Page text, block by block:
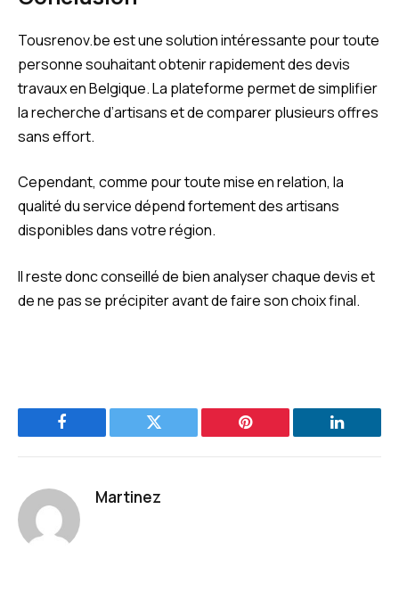
Tousrenov.be est une solution intéressante pour toute
personne souhaitant obtenir rapidement des devis
travaux en Belgique. La plateforme permet de simplifier
la recherche d’artisans et de comparer plusieurs offres
sans effort.
Cependant, comme pour toute mise en relation, la
qualité du service dépend fortement des artisans
disponibles dans votre région.
Il reste donc conseillé de bien analyser chaque devis et
de ne pas se précipiter avant de faire son choix final.
Facebook Twitter Pinterest LinkedIn
Martinez